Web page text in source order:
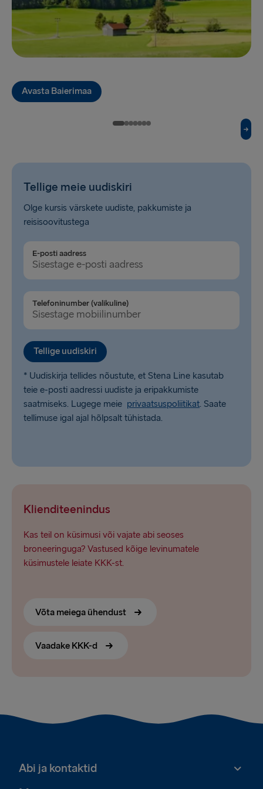
Gdynia → Karlskrona
Holyhead → Dublin
Cairnryan → Belfast
Trelleborg → Rostock
Kiel → Gothenburg
Gothenburg → Frederikshavn
Karlskrona → Gdynia
Dublin → Holyhead
Belfast → Liverpool
Hook of Holland → Harwich
Rosslare → Fishguard
Avasta Baierimaa
Tellige meie uudiskiri
Olge kursis värskete uudiste, pakkumiste ja
reisisoovitustega
E-posti aadress
Telefoninumber (valikuline)
Tellige uudiskiri
* Uudiskirja tellides nõustute, et Stena Line kasutab
teie e-posti aadressi uudiste ja eripakkumiste
saatmiseks. Lugege meie privaatsuspoliitikat. Saate
tellimuse igal ajal hõlpsalt tühistada.
Klienditeenindus
Kas teil on küsimusi või vajate abi seoses
broneeringuga? Vastused kõige levinumatele
küsimustele leiate KKK-st.
Võta meiega ühendust
Vaadake KKK-d
Abi ja kontaktid